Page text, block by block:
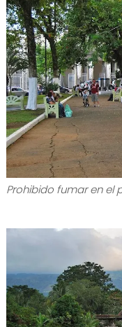
Prohibido fumar en el